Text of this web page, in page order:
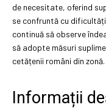
de necesitate, oferind
se confruntă cu
continuă să observe
să adopte măsuri
cetățenii români din zonă.
Informații